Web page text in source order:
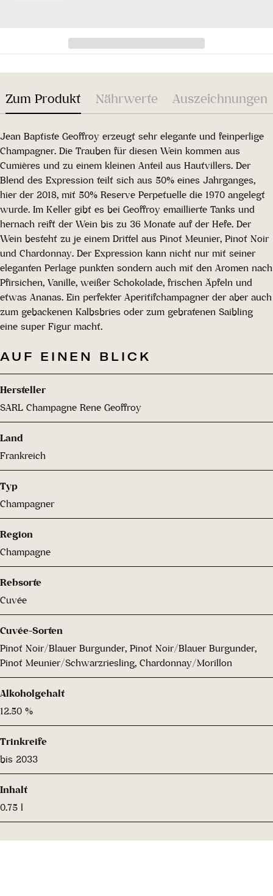
Zum Produkt Nährwerte Auszeichnungen
Jean Baptiste Geoffroy erzeugt sehr elegante und feinperlige
Champagner. Die Trauben für diesen Wein kommen aus
Cumières und zu einem kleinen Anteil aus Hautvillers. Der
Blend des Expression teilt sich aus 50% eines Jahrganges,
hier der 2018, mit 50% Reserve Perpetuelle die 1970 angelegt
wurde. Im Keller gibt es bei Geoffroy emaillierte Tanks und
hernach reift der Wein bis zu 36 Monate auf der Hefe. Der
Wein besteht zu je einem Drittel aus Pinot Meunier, Pinot Noir
und Chardonnay. Der Expression kann nicht nur mit seiner
eleganten Perlage punkten sondern auch mit den Aromen nach
Pfirsichen, Vanille, weißer Schokolade, frischen Äpfeln und
etwas Ananas. Ein perfekter Aperitifchampagner der aber auch
zum gebackenen Kalbsbries oder zum gebratenen Saibling
eine super Figur macht.
AUF EINEN BLICK
Hersteller
SARL Champagne Rene Geoffroy
Land
Frankreich
Typ
Champagner
Region
Champagne
Rebsorte
Cuvée
Cuvée-Sorten
Pinot Noir/Blauer Burgunder, Pinot Noir/Blauer Burgunder,
Pinot Meunier/Schwarzriesling, Chardonnay/Morillon
Alkoholgehalt
12.50 %
Trinkreife
bis 2033
Inhalt
0.75 l